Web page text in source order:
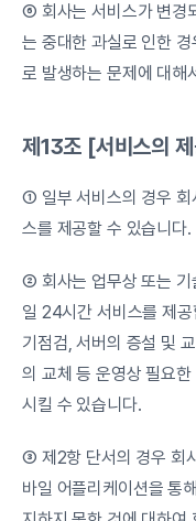
⑥ 회사는 서비스가 변경
는 중대한 과실로 인한
로 발생하는 문제에 대해
제13조 [서비스의
① 일부 서비스의 경우 회
스를 제공할 수 있습니다.
② 회사는 업무상 또는 기
일 24시간 서비스를 제
기점검, 서버의 증설 및
의 교체 등 운영상 필요
시킬 수 있습니다.
③ 제2항 단서의 경우 회
바일 어플리케이션을 통